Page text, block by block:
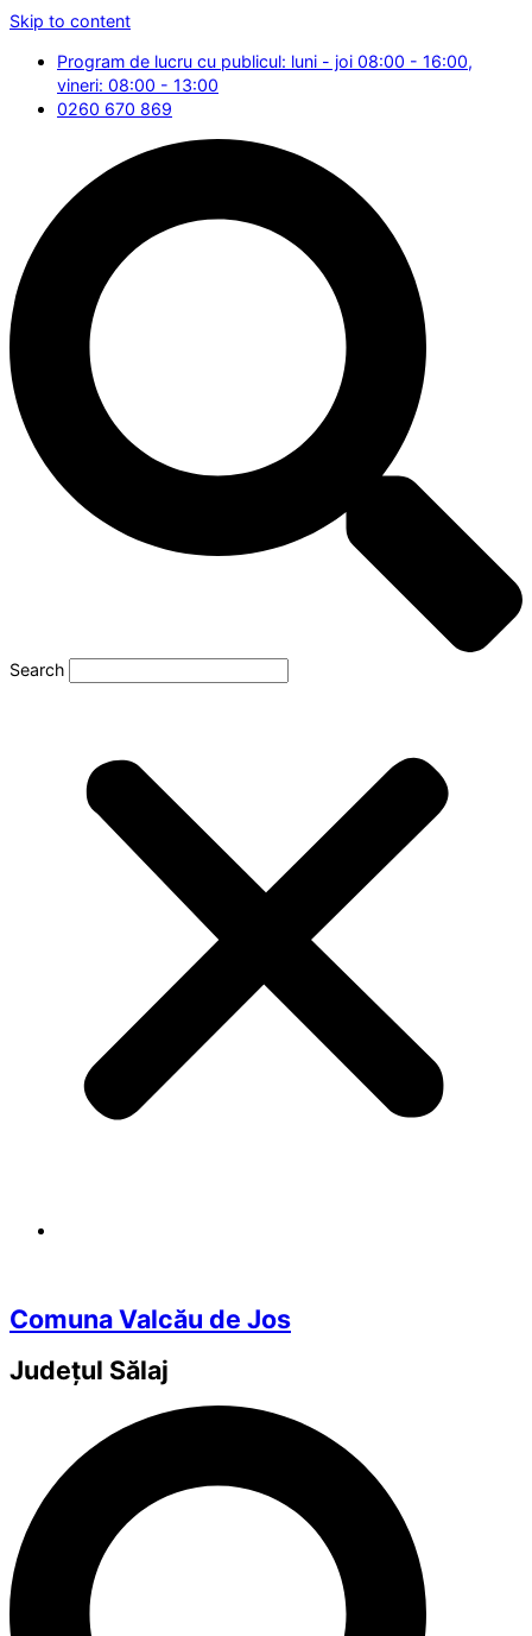
Skip to content
Program de lucru cu publicul: luni - joi 08:00 - 16:00,
vineri: 08:00 - 13:00
0260 670 869
Search
Comuna Valcău de Jos
Județul Sălaj